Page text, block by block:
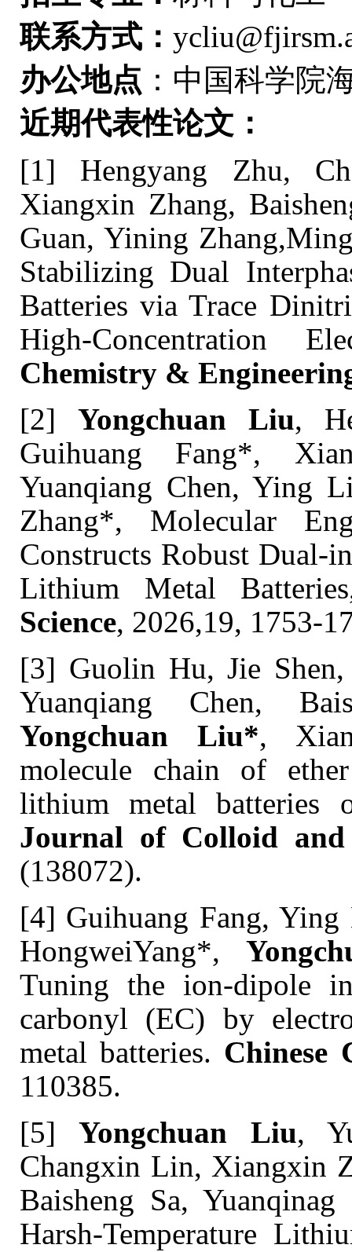
联系方式：
办公地点 ：中国科学院
近期代表性论文：
[1] Hengyang Zhu,
Xiangxin Zhang,
Guan, Yining
Stabilizing Dual
Batteries via Trace
High-Concentration
Chemistry &
[2] Yongchuan Liu,
Guihuang Fang*,
Yuanqiang Chen, Ying
Zhang*, Molecular
Constructs Robust Dual-
Lithium Metal
Science, 2026,19, 1753-
[3] Guolin Hu, Jie
Yuanqiang Chen,
Yongchuan Liu*,
molecule chain of
lithium metal batteries
Journal of Colloid and
(138072).
[4] Guihuang Fang, Ying
HongweiYang*,
Tuning the ion-dipole
carbonyl (EC) by
metal batteries. Chinese
110385.
[5]Yongchuan Liu,
Changxin Lin, Xiangxin
Baisheng Sa,
Harsh-Temperature